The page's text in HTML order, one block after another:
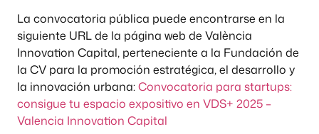
La convocatoria pública puede encontrarse en la
siguiente URL de la página web de València
Innovation Capital, perteneciente a la Fundación de
la CV para la promoción estratégica, el desarrollo y
la innovación urbana:Convocatoria para startups:
consigue tu espacio expositivo en VDS+ 2025 –
Valencia Innovation Capital